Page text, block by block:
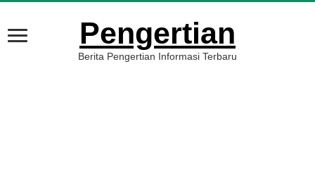
Pengertian
Berita Pengertian Informasi Terbaru